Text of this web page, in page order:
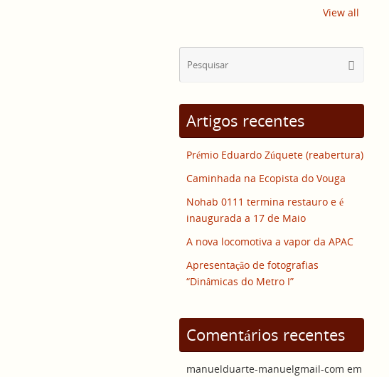
View all
Artigos recentes
Prémio Eduardo Zúquete (reabertura)
Caminhada na Ecopista do Vouga
Nohab 0111 termina restauro e é
inaugurada a 17 de Maio
A nova locomotiva a vapor da APAC
Apresentação de fotografias
“Dinâmicas do Metro I”
Comentários recentes
manuelduarte-manuelgmail-com em